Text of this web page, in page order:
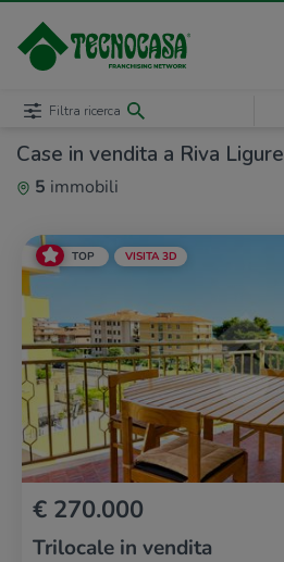
Case in vendita a Riva Ligure
5 immobili
Filtra ricerca
TOP VISITA 3D
€ 270.000
Trilocale in vendita